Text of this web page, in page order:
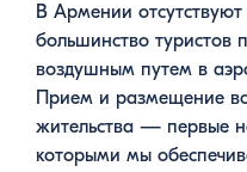
В Армении
большинство туристов
воздушным путем в
Прием и размещение
жительства — первые
которыми мы